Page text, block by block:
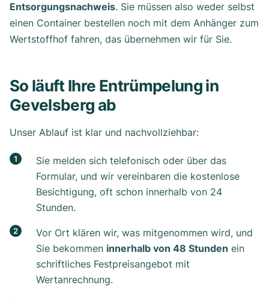
Entsorgungsnachweis. Sie müssen also weder selbst
einen Container bestellen noch mit dem Anhänger zum
Wertstoffhof fahren, das übernehmen wir für Sie.
So läuft Ihre Entrümpelung in
Gevelsberg ab
Unser Ablauf ist klar und nachvollziehbar:
Sie melden sich telefonisch oder über das
Formular, und wir vereinbaren die kostenlose
Besichtigung, oft schon innerhalb von 24
Stunden.
Vor Ort klären wir, was mitgenommen wird, und
Sie bekommen innerhalb von 48 Stunden ein
schriftliches Festpreisangebot mit
Wertanrechnung.